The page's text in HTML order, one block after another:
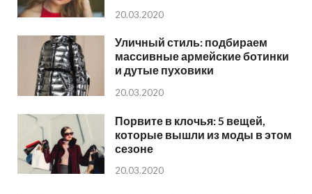
20.03.2020
Уличный стиль: подбираем
массивные армейские ботинки
и дутые пуховики
20.03.2020
Порвите в клочья: 5 вещей,
которые вышли из моды в этом
сезоне
20.03.2020